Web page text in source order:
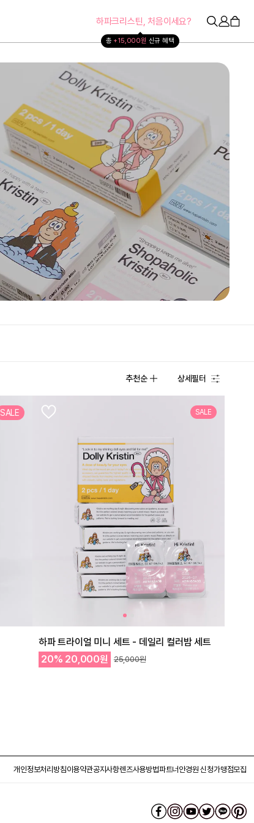
하파크리스틴, 처음이세요?
총 +15,000원 신규 혜택
추천순 상세필터
SALE SALE
하파 트라이얼 미니 세트 - 데일리 컬러밤 세트
20% 20,000원 25,000원
개인정보처리방침이용약관공지사항렌즈사용방법파트너안경원 신청가맹점모집